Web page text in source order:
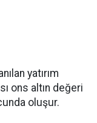
yatırım
ons altın değeri
oluşur.